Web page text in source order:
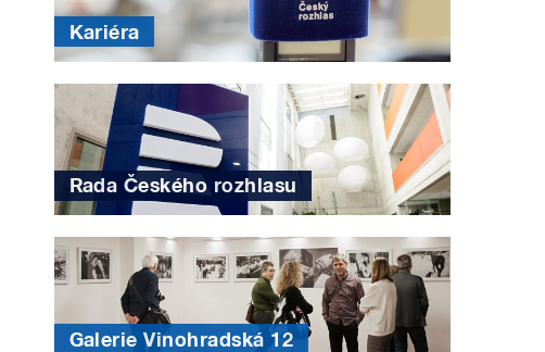
Kariéra
Rada Českého rozhlasu
Galerie Vinohradská 12